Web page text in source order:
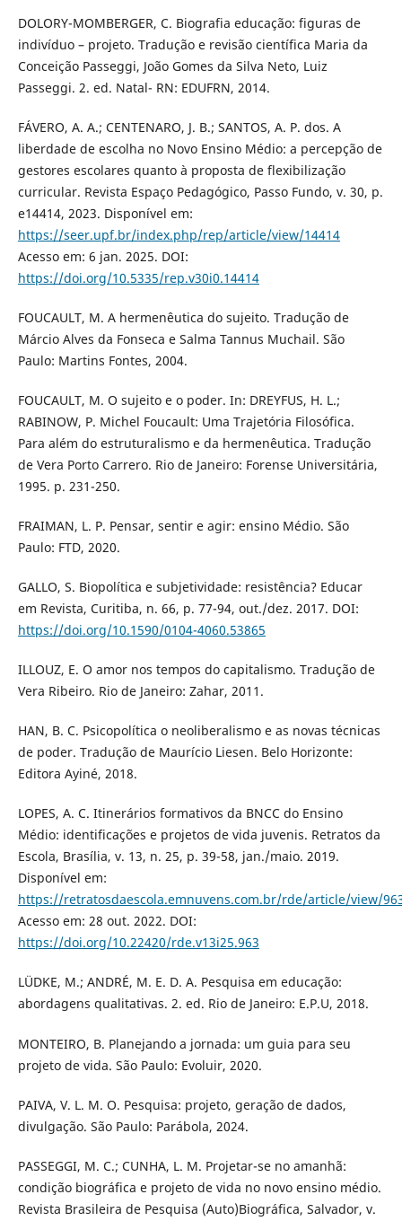
DOLORY-MOMBERGER, C. Biografia educação: figuras de
indivíduo – projeto. Tradução e revisão científica Maria da
Conceição Passeggi, João Gomes da Silva Neto, Luiz
Passeggi. 2. ed. Natal- RN: EDUFRN, 2014.
FÁVERO, A. A.; CENTENARO, J. B.; SANTOS, A. P. dos. A
liberdade de escolha no Novo Ensino Médio: a percepção de
gestores escolares quanto à proposta de flexibilização
curricular. Revista Espaço Pedagógico, Passo Fundo, v. 30, p.
e14414, 2023. Disponível em:
https://seer.upf.br/index.php/rep/article/view/14414
Acesso em: 6 jan. 2025. DOI:
https://doi.org/10.5335/rep.v30i0.14414
FOUCAULT, M. A hermenêutica do sujeito. Tradução de
Márcio Alves da Fonseca e Salma Tannus Muchail. São
Paulo: Martins Fontes, 2004.
FOUCAULT, M. O sujeito e o poder. In: DREYFUS, H. L.;
RABINOW, P. Michel Foucault: Uma Trajetória Filosófica.
Para além do estruturalismo e da hermenêutica. Tradução
de Vera Porto Carrero. Rio de Janeiro: Forense Universitária,
1995. p. 231-250.
FRAIMAN, L. P. Pensar, sentir e agir: ensino Médio. São
Paulo: FTD, 2020.
GALLO, S. Biopolítica e subjetividade: resistência? Educar
em Revista, Curitiba, n. 66, p. 77-94, out./dez. 2017. DOI:
https://doi.org/10.1590/0104-4060.53865
ILLOUZ, E. O amor nos tempos do capitalismo. Tradução de
Vera Ribeiro. Rio de Janeiro: Zahar, 2011.
HAN, B. C. Psicopolítica o neoliberalismo e as novas técnicas
de poder. Tradução de Maurício Liesen. Belo Horizonte:
Editora Ayiné, 2018.
LOPES, A. C. Itinerários formativos da BNCC do Ensino
Médio: identificações e projetos de vida juvenis. Retratos da
Escola, Brasília, v. 13, n. 25, p. 39-58, jan./maio. 2019.
Disponível em:
https://retratosdaescola.emnuvens.com.br/rde/article/view/
Acesso em: 28 out. 2022. DOI:
https://doi.org/10.22420/rde.v13i25.963
LÜDKE, M.; ANDRÉ, M. E. D. A. Pesquisa em educação:
abordagens qualitativas. 2. ed. Rio de Janeiro: E.P.U, 2018.
MONTEIRO, B. Planejando a jornada: um guia para seu
projeto de vida. São Paulo: Evoluir, 2020.
PAIVA, V. L. M. O. Pesquisa: projeto, geração de dados,
divulgação. São Paulo: Parábola, 2024.
PASSEGGI, M. C.; CUNHA, L. M. Projetar-se no amanhã:
condição biográfica e projeto de vida no novo ensino médio.
Revista Brasileira de Pesquisa (Auto)Biográfica, Salvador, v.